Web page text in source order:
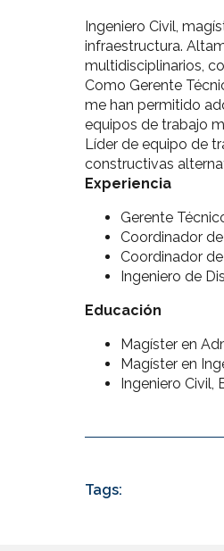
Ingeniero Civil,
infraestructura.
multidisciplinarios,
Como Gerente
me han permitido
equipos de trabajo
Líder de equipo de
constructivas
Experiencia
Gerente
Coordinador
Coordinador de
Ingeniero de
Educación
Magíster en
Magíster en
Ingeniero Civil,
Tags: